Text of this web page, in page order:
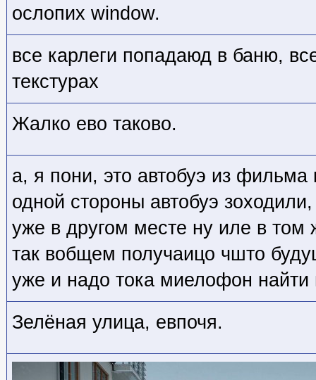
ослопих window.
все карлеги попадаюд в баню,
текстурах
Жалко ево таково.
а, я пони, это автобуэ из
одной стороны автобуэ
уже в другом месте ну иле в том
так вобщем получаицо чшто
уже и надо тока миелофон найти
Зелёная улица, евпочя.